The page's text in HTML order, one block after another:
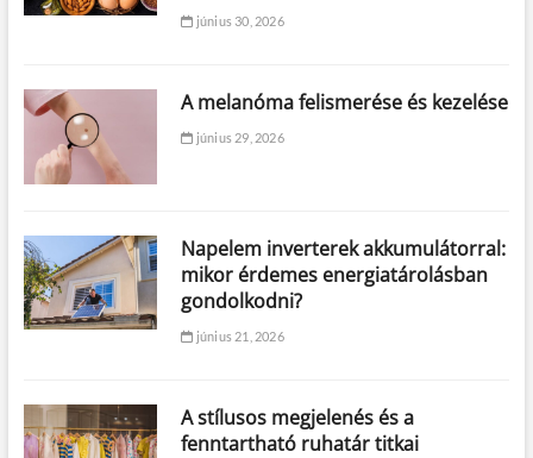
június 30, 2026
A melanóma felismerése és kezelése
június 29, 2026
Napelem inverterek akkumulátorral:
mikor érdemes energiatárolásban
gondolkodni?
június 21, 2026
A stílusos megjelenés és a
fenntartható ruhatár titkai